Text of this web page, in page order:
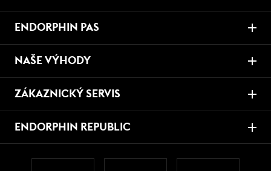
ENDORPHIN PAS
NAŠE VÝHODY
ZÁKAZNICKÝ SERVIS
ENDORPHIN REPUBLIC